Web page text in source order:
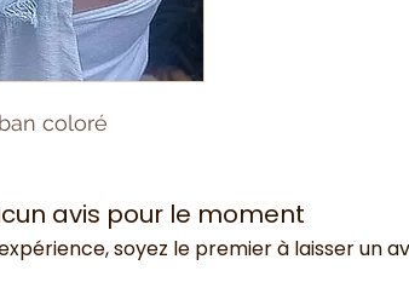
coloré
avis pour le moment
soyez le premier à laisser un